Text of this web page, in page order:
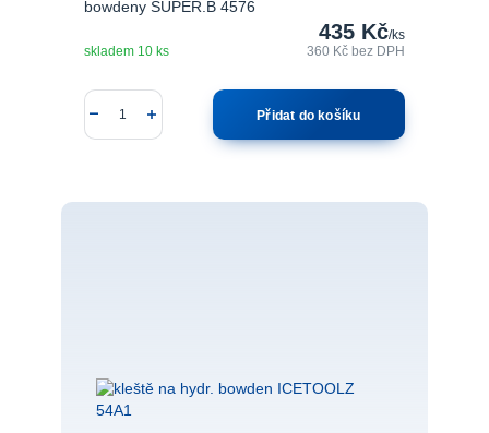
bowdeny SUPER.B 4576
435 Kč/ks
360 Kčbez DPH
skladem 10 ks
Přidat do košíku